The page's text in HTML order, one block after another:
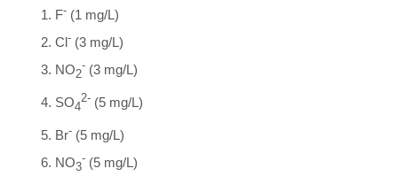
1. F-(1 mg/L)
2. Cl-(3 mg/L)
3. NO2
-(3 mg/L)
4. SO4
2-(5 mg/L)
5. Br-(5 mg/L)
6. NO3
-(5 mg/L)